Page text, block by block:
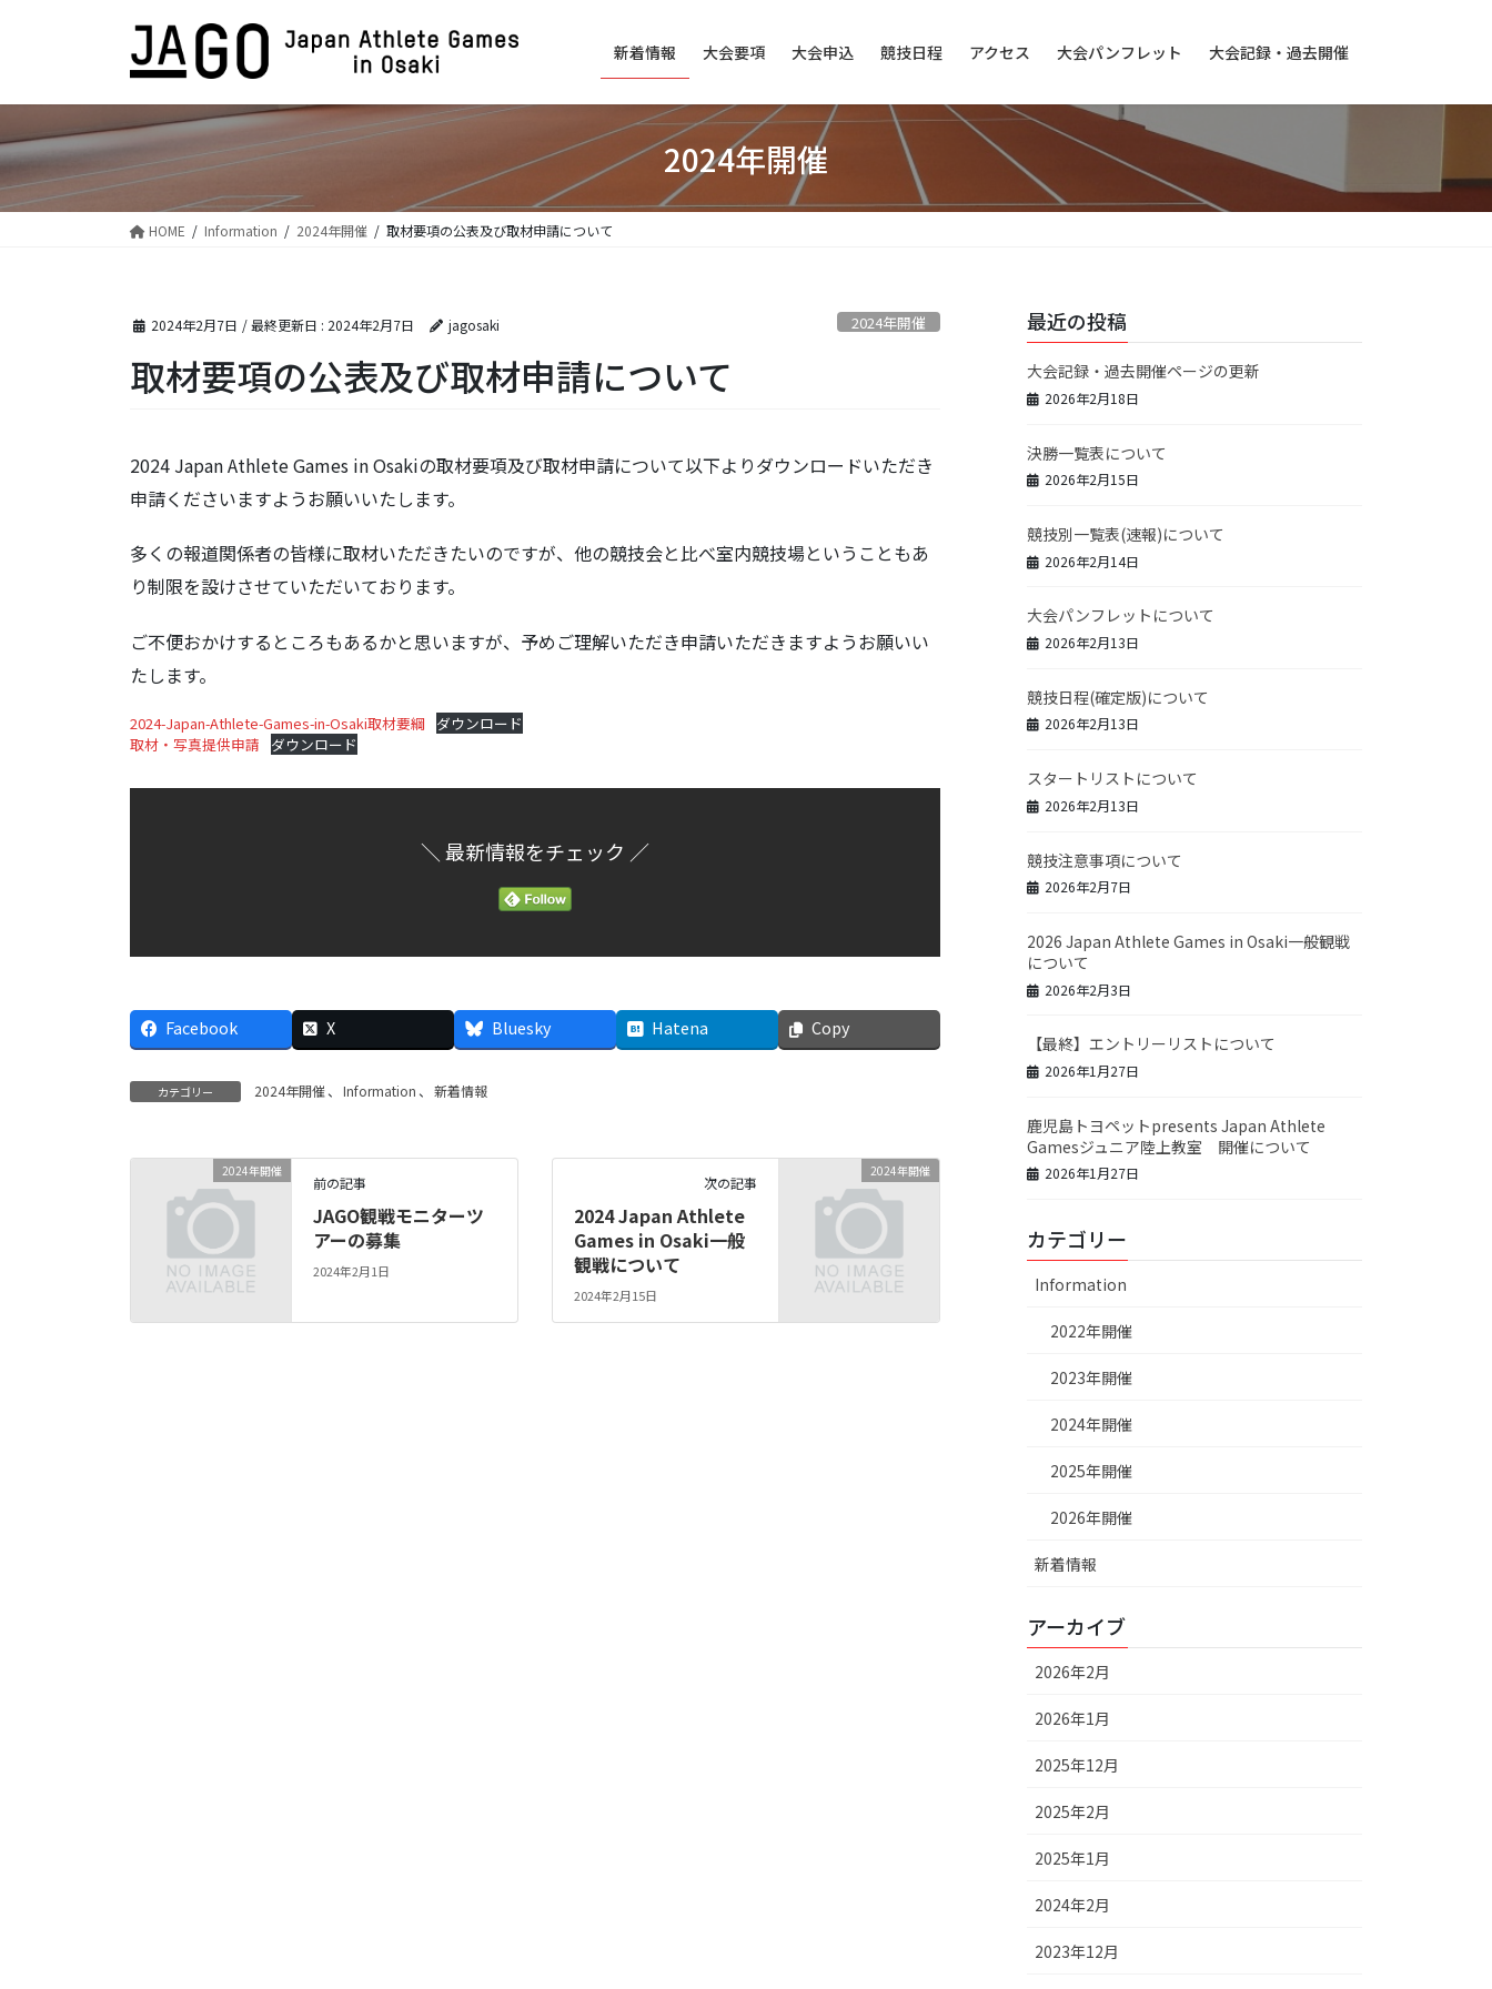
に
動
ョ
に
新着情報 大会要項 大会申込 競技日程 アクセス 大会パンフレット 大会記録・過去開催
2024年開催
HOME Information 2024年開催 取材要項の公表及び取材申請について
2024年2月7日 / 最終更新日 : 2024年2月7日 jagosaki 2024年開催
取材要項の公表及び取材申請について
2024 Japan Athlete Games in Osakiの取材要項及び取材申請について以下よりダウンロードいただき
申請くださいますようお願いいたします。
多くの報道関係者の皆様に取材いただきたいのですが、他の競技会と比べ室内競技場ということもあ
り制限を設けさせていただいております。
ご不便おかけするところもあるかと思いますが、予めご理解いただき申請いただきますようお願いい
たします。
2024-Japan-Athlete-Games-in-Osaki取材要綱
ダウンロード
取材・写真提供申請
ダウンロード
＼ 最新情報をチェック ／
Facebook X Bluesky Hatena Copy
カテゴリー 2024年開催、 Information 、 新着情報
2024年開催
前の記事
JAGO観戦モニターツ
アーの募集
2024年2月1日
2024年開催
次の記事
2024 Japan Athlete
Games in Osaki一般
観戦について
2024年2月15日
最近の投稿
大会記録・過去開催ページの更新
2026年2月18日
決勝一覧表について
2026年2月15日
競技別一覧表(速報)について
2026年2月14日
大会パンフレットについて
2026年2月13日
競技日程(確定版)について
2026年2月13日
スタートリストについて
2026年2月13日
競技注意事項について
2026年2月7日
2026 Japan Athlete Games in Osaki一般観戦
について
2026年2月3日
【最終】エントリーリストについて
2026年1月27日
鹿児島トヨペットpresents Japan Athlete
Gamesジュニア陸上教室 開催について
2026年1月27日
カテゴリー
Information
2022年開催
2023年開催
2024年開催
2025年開催
2026年開催
新着情報
アーカイブ
2026年2月
2026年1月
2025年12月
2025年2月
2025年1月
2024年2月
2023年12月